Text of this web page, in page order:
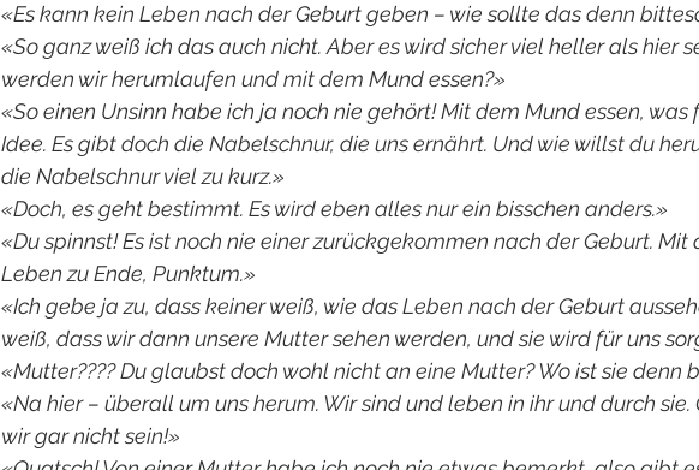
«Es kann kein Leben nach der Geburt geben – wie sollte das denn
«So ganz weiß ich das auch nicht. Aber es wird sicher viel heller als hier
werden wir herumlaufen und mit dem Mund essen?»
«So einen Unsinn habe ich ja noch nie gehört! Mit dem Mund essen, was
Idee. Es gibt doch die Nabelschnur, die uns ernährt. Und wie willst du
die Nabelschnur viel zu kurz.»
«Doch, es geht bestimmt. Es wird eben alles nur ein bisschen anders.»
«Du spinnst! Es ist noch nie einer zurückgekommen nach der Geburt. Mit
Leben zu Ende, Punktum.»
«Ich gebe ja zu, dass keiner weiß, wie das Leben nach der Geburt
weiß, dass wir dann unsere Mutter sehen werden, und sie wird für uns
«Mutter???? Du glaubst doch wohl nicht an eine Mutter? Wo ist sie denn
«Na hier – überall um uns herum. Wir sind und leben in ihr und durch sie.
wir gar nicht sein!»